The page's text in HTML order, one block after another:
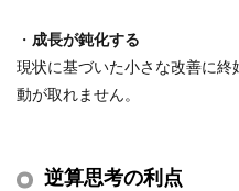
・ 成長が鈍化する
現状に基づいた小さな改善に
動が取れません。
逆算思考の利点